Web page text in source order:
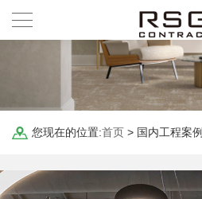
您现在的位置:首页 > 国内工程案例